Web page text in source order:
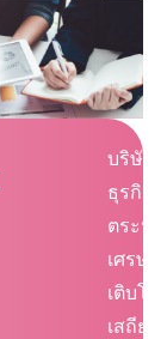
บริษัท
ธุรกิจ
ตระห
เศรษ
เติบโ
เสถีย